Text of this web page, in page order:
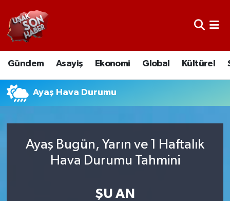
Gündem Asayiş Ekonomi Global Kültürel
Ayaş Hava Durumu
Ayaş Bugün, Yarın ve 1 Haftalık
Hava Durumu Tahmini
ŞU AN
Uşak Nöbetçi Eczaneler
Uşak Hava Durumu
Uşak Namaz Vakitleri
Süper Lig Puan Durumu ve Fikstür
Son Dakika Haberleri